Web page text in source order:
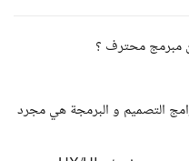
مبرمج محترف ؟
التصميم و البرمجة هي مجرد